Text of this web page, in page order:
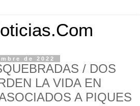
de 2022
/ DOS
LA VIDA EN
A PIQUES